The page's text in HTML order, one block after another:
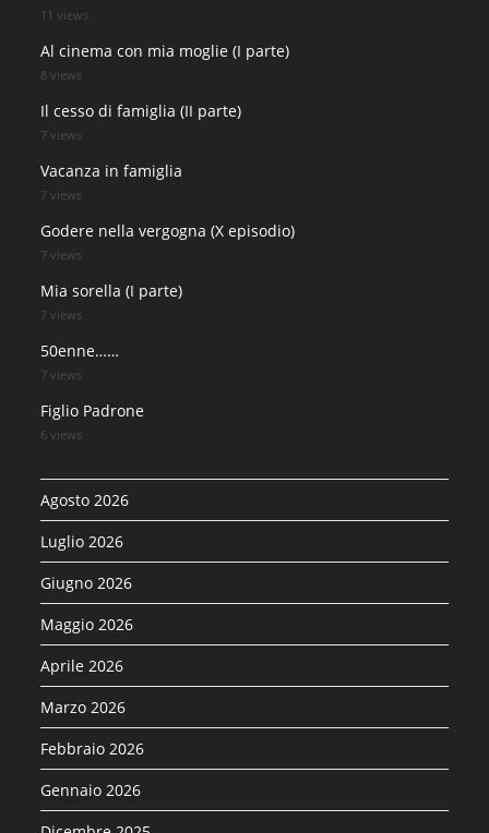
11 views
Al cinema con mia moglie (I parte)
8 views
Il cesso di famiglia (II parte)
7 views
Vacanza in famiglia
7 views
Godere nella vergogna (X episodio)
7 views
Mia sorella (I parte)
7 views
50enne……
7 views
Figlio Padrone
6 views
Agosto 2026
Luglio 2026
Giugno 2026
Maggio 2026
Aprile 2026
Marzo 2026
Febbraio 2026
Gennaio 2026